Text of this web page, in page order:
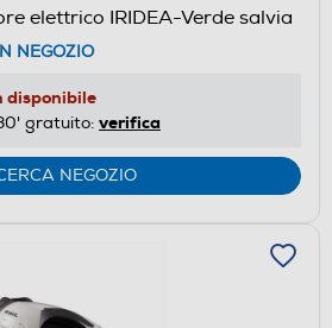
elettrico IRIDEA-Verde salvia
NEGOZIO
disponibile
gratuito: verifica
NEGOZIO